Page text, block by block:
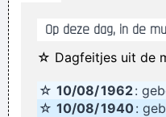
beter tien vingers
“Accidentje
Manfred van
Op deze dag, in de
☆ Dagfeitjes uit de
☆ 10/08/1962:
☆ 10/08/1940: